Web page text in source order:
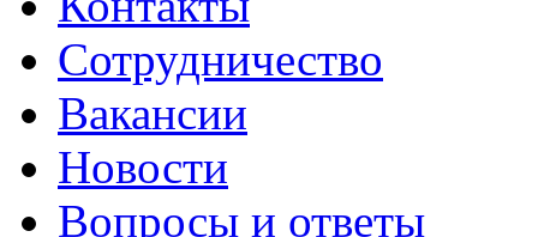
Сотрудничество
Вакансии
Новости
Вопросы и ответы